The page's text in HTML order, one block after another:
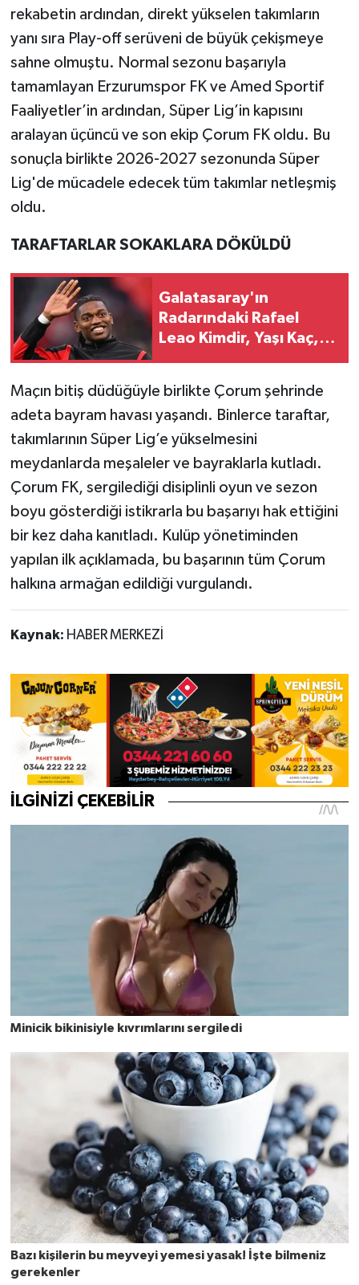
rekabetin ardından, direkt yükselen takımların
yanı sıra Play-off serüveni de büyük çekişmeye
sahne olmuştu. Normal sezonu başarıyla
tamamlayan Erzurumspor FK ve Amed Sportif
Faaliyetler’in ardından, Süper Lig’in kapısını
aralayan üçüncü ve son ekip Çorum FK oldu. Bu
sonuçla birlikte 2026-2027 sezonunda Süper
Lig'de mücadele edecek tüm takımlar netleşmiş
oldu.
TARAFTARLAR SOKAKLARA DÖKÜLDÜ
Galatasaray'ın
Radarındaki Rafael
Leao Kimdir, Yaşı Kaç,
Maçın bitiş düdüğüyle birlikte Çorum şehrinde
adeta bayram havası yaşandı. Binlerce taraftar,
takımlarının Süper Lig’e yükselmesini
meydanlarda meşaleler ve bayraklarla kutladı.
Çorum FK, sergilediği disiplinli oyun ve sezon
boyu gösterdiği istikrarla bu başarıyı hak ettiğini
bir kez daha kanıtladı. Kulüp yönetiminden
yapılan ilk açıklamada, bu başarının tüm Çorum
halkına armağan edildiği vurgulandı.
Kaynak: HABER MERKEZİ